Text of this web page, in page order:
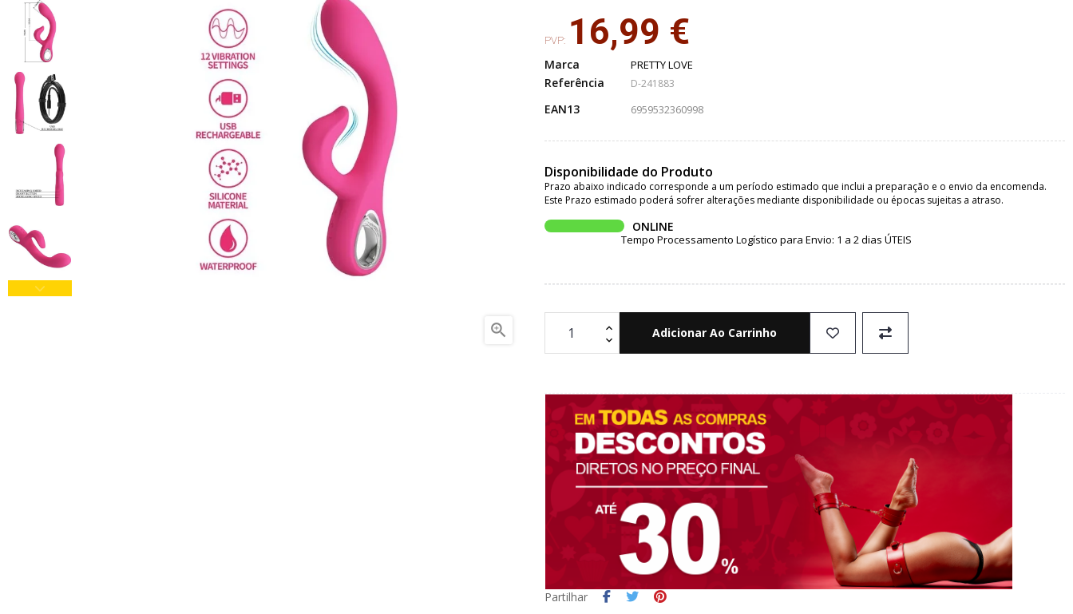

PVP: 16,99 €
Marca PRETTY LOVE
Referência D-241883
EAN13 6959532360998
Disponibilidade do Produto
Prazo abaixo indicado corresponde a um período estimado que inclui a preparação e o envio da encomenda.
Este Prazo estimado poderá sofrer alterações mediante disponibilidade ou épocas sujeitas a atraso.
ONLINE
Tempo Processamento Logístico para Envio: 1 a 2 dias ÚTEIS
Adicionar Ao Carrinho
Partilhar